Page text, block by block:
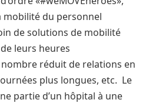
mobilité du personnel
de solutions de mobilité
leurs heures
réduit de relations en
plus longues, etc. Le
partie d’un hôpital à une